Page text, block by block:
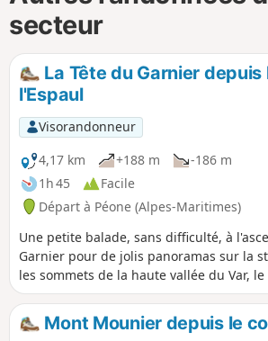
secteur
La Tête du Garnier depuis
l'Espaul
Visorandonneur
4,17 km
+188 m
-186 m
1h 45
Facile
Départ à Péone (Alpes-Maritimes)
Une petite balade, sans difficulté, à
Garnier pour de jolis panoramas sur la
les sommets de la haute vallée du Var,
partie orientale du Mercantour. En
découvrirez le lac encaissé de Beuil qui
ne pas avoir d'émissaire.
Mont Mounier depuis le